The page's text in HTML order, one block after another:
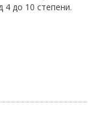
4 до 10 степени.